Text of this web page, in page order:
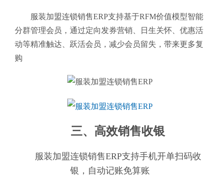
服装加盟连锁销售ERP支持基于RFM价值模型智能
分群管理会员，通过定向发券营销、日生关怀、优惠活
动等精准触达、跃活会员，减少会员留失，带来更多复
购
三、高效销售收银
服装加盟连锁销售ERP支持手机开单扫码收
银，自动记账免算账